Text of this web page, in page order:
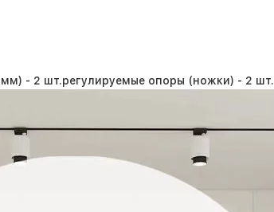
мм) - 2 шт.регулируемые опоры (ножки) - 2 шт.